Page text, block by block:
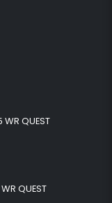
WR QUEST
QUEST